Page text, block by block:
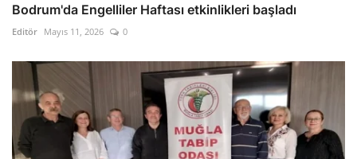
Bodrum'da Engelliler Haftası etkinlikleri başladı
Editör Mayıs 11, 2026 0